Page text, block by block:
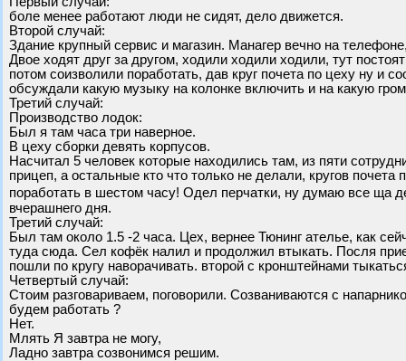
боле менее работают люди не сидят, дело движется.
Второй случай:
Здание крупный сервис и магазин. Манагер вечно на
Двое ходят друг за другом, ходили ходили ходили, тут
потом соизволили поработать, дав круг почета по цеху ну и
обсуждали какую музыку на колонке включить и на какую
Третий случай:
Производство лодок:
Был я там часа три наверное.
В цеху сборки девять корпусов.
Насчитал 5 человек которые находились там, из пяти
прицеп, а остальные кто что только не делали, кругов
поработать в шестом часу! Одел перчатки, ну думаю все ща
вчерашнего дня.
Третий случай:
Был там около 1.5 -2 часа. Цех, вернее Тюнинг ателье, как
туда сюда. Сел кофёк налил и продолжил втыкать. Посля
пошли по кругу наворачивать. второй с кронштейнами
Четвертый случай:
Стоим разговариваем, поговорили. Созваниваются с
будем работать ?
Нет.
Млять Я завтра не могу,
Ладно завтра созвонимся решим.